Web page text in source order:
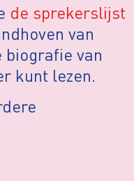
de sprekerslijst
van
biografie van
kunt lezen.